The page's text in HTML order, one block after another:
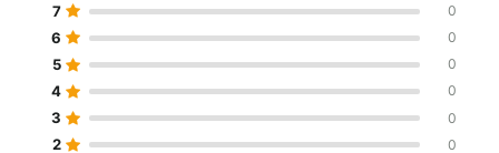
7 0
6 0
5 0
4 0
3 0
2 0